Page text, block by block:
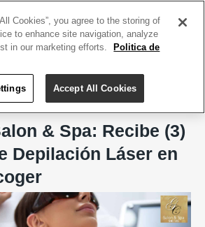
Arecibo
& Spa: Recibe (3)
Depilación Láser en
Cookies”, you agree to the storing of
to enhance site navigation, analyze
in our marketing efforts.
Politica de
Accept All Cookies